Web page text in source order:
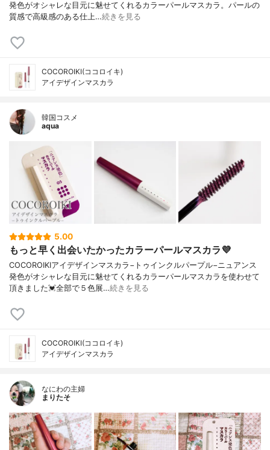
発色がオシャレな目元に魅せてくれるカラーパールマスカラ。パールの
質感で高級感のある仕上…続きを見る
COCOROIKI(ココロイキ)
アイデザインマスカラ
韓国コスメ
aqua
5.00
もっと早く出会いたかったカラーパールマスカラ💜
COCOROIKIアイデザインマスカラ−トゥインクルパープル−ニュアンス
発色がオシャレな目元に魅せてくれるカラーパールマスカラを使わせて
頂きました💓全部で５色展…続きを見る
COCOROIKI(ココロイキ)
アイデザインマスカラ
なにわの主婦
まりたそ